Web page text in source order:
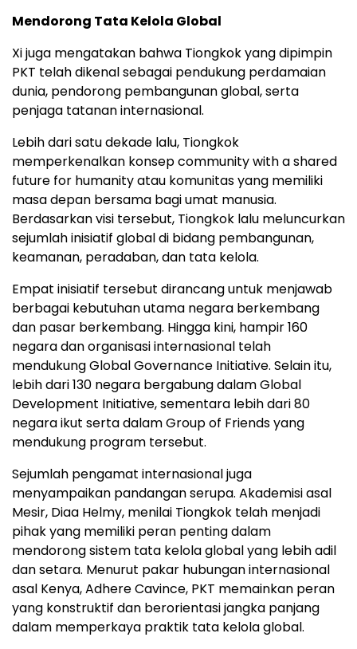
Mendorong Tata Kelola Global
Xi juga mengatakan bahwa Tiongkok yang dipimpin
PKT telah dikenal sebagai pendukung perdamaian
dunia, pendorong pembangunan global, serta
penjaga tatanan internasional.
Lebih dari satu dekade lalu, Tiongkok
memperkenalkan konsep community with a shared
future for humanity atau komunitas yang memiliki
masa depan bersama bagi umat manusia.
Berdasarkan visi tersebut, Tiongkok lalu meluncurkan
sejumlah inisiatif global di bidang pembangunan,
keamanan, peradaban, dan tata kelola.
Empat inisiatif tersebut dirancang untuk menjawab
berbagai kebutuhan utama negara berkembang
dan pasar berkembang. Hingga kini, hampir 160
negara dan organisasi internasional telah
mendukung Global Governance Initiative. Selain itu,
lebih dari 130 negara bergabung dalam Global
Development Initiative, sementara lebih dari 80
negara ikut serta dalam Group of Friends yang
mendukung program tersebut.
Sejumlah pengamat internasional juga
menyampaikan pandangan serupa. Akademisi asal
Mesir, Diaa Helmy, menilai Tiongkok telah menjadi
pihak yang memiliki peran penting dalam
mendorong sistem tata kelola global yang lebih adil
dan setara. Menurut pakar hubungan internasional
asal Kenya, Adhere Cavince, PKT memainkan peran
yang konstruktif dan berorientasi jangka panjang
dalam memperkaya praktik tata kelola global.